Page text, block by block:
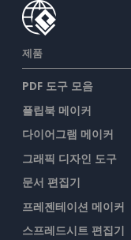
제품
PDF 도구 모음
플립북 메이커
다이어그램 메이커
그래픽 디자인 도구
문서 편집기
프레젠테이션 메이커
스프레드시트 편집기